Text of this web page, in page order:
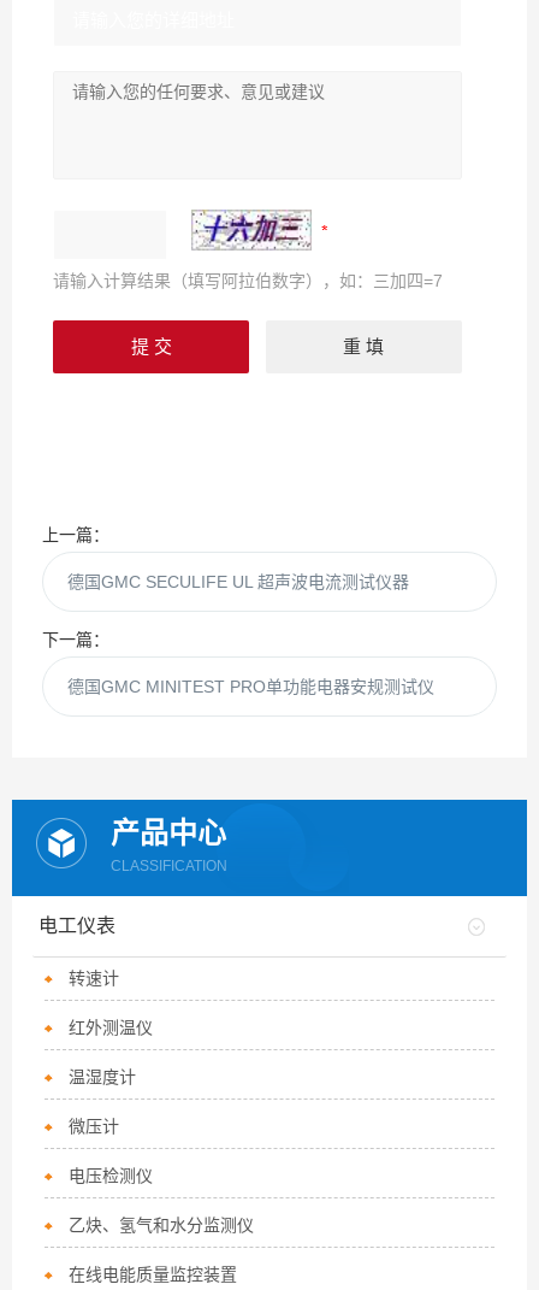
请输入计算结果（填写阿拉伯数字），如：三加四=7
上一篇：
德国GMC SECULIFE UL 超声波电流测试仪器
下一篇：
德国GMC MINITEST PRO单功能电器安规测试仪
产品中心
CLASSIFICATION
电工仪表
转速计
红外测温仪
温湿度计
微压计
电压检测仪
乙炔、氢气和水分监测仪
在线电能质量监控装置